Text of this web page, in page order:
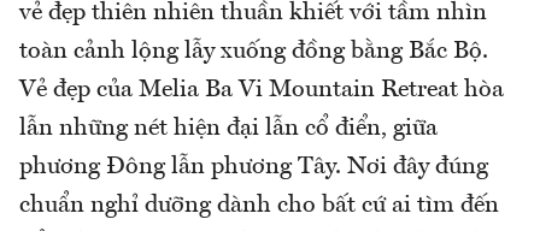
vẻ đẹp thiên nhiên thuần khiết với tầm nhìn
toàn cảnh lộng lẫy xuống đồng bằng Bắc Bộ.
Vẻ đẹp của Melia Ba Vi Mountain Retreat hòa
lẫn những nét hiện đại lẫn cổ điển, giữa
phương Đông lẫn phương Tây. Nơi đây đúng
chuẩn nghỉ dưỡng dành cho bất cứ ai tìm đến